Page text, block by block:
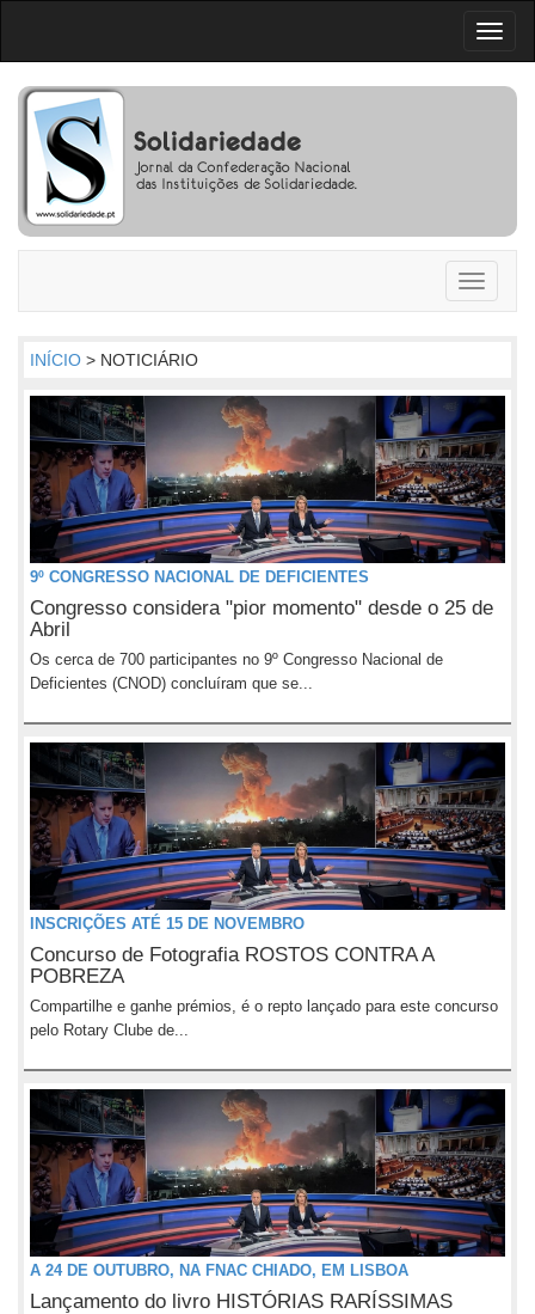
Toggle
INÍCIO > NOTICIÁRIO
9º CONGRESSO NACIONAL DE DEFICIENTES
Congresso considera "pior momento" desde o 25 de
Abril
Os cerca de 700 participantes no 9º Congresso Nacional de
Deficientes (CNOD) concluíram que se...
INSCRIÇÕES ATÉ 15 DE NOVEMBRO
Concurso de Fotografia ROSTOS CONTRA A
POBREZA
Compartilhe e ganhe prémios, é o repto lançado para este concurso
pelo Rotary Clube de...
A 24 DE OUTUBRO, NA FNAC CHIADO, EM LISBOA
Lançamento do livro HISTÓRIAS RARÍSSIMAS